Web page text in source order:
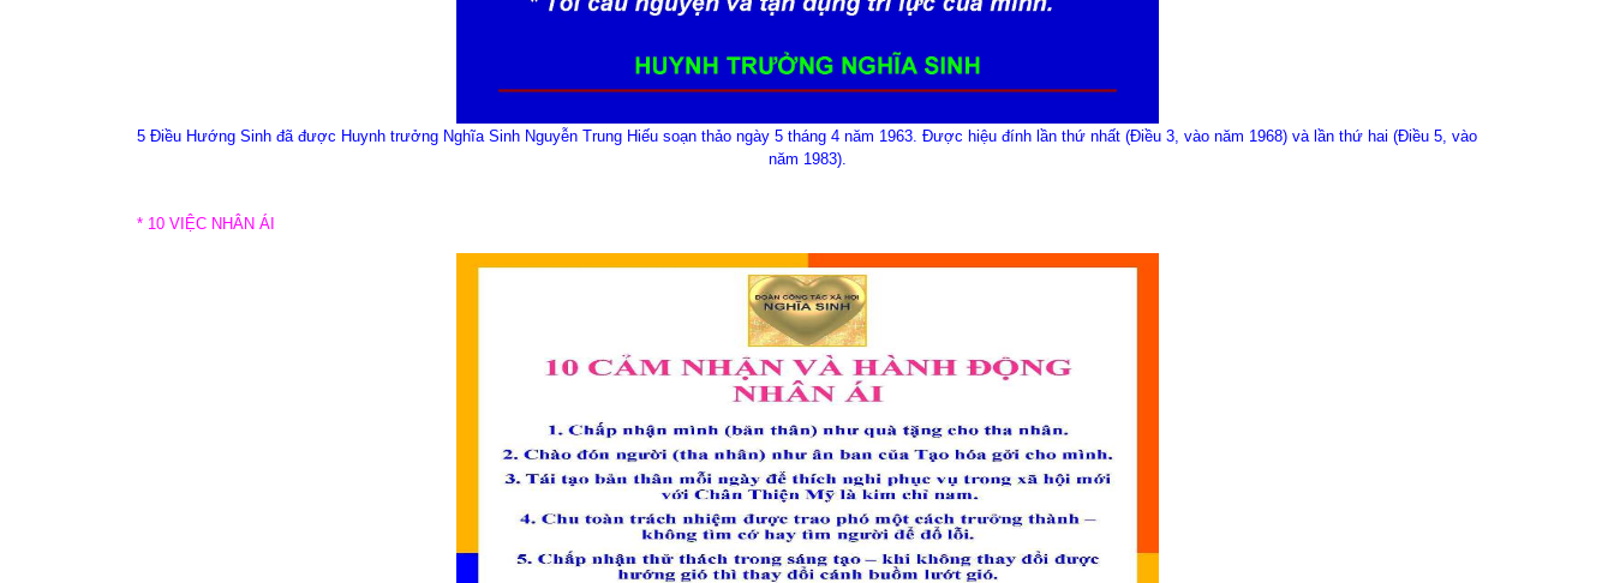
5 Điều Hướng Sinh đã được Huynh trưởng Nghĩa Sinh Nguyễn Trung Hiếu soạn thảo ngày 5 tháng 4 năm 1963. Được hiệu đính lần thứ nhất (Điều 3, vào năm 1968) và lần thứ hai (Điều 5, vào
năm 1983).
* 10 VIỆC NHÂN ÁI